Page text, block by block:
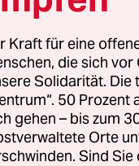
für
solle
die Russen
Kraft für eine
die sich
Solidarität.
50 Prozent
gehen – bis zum
Orte
Sind Sie